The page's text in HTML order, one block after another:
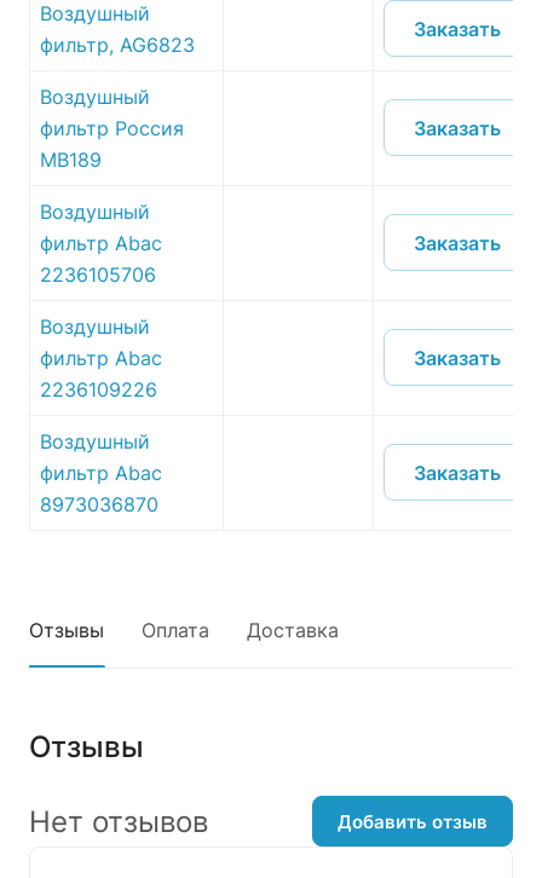
Воздушный
фильтр, AG6823
Заказать
Воздушный
фильтр Россия
MB189
Заказать
Воздушный
фильтр Abac
2236105706
Заказать
Воздушный
фильтр Abac
2236109226
Заказать
Воздушный
фильтр Abac
8973036870
Заказать
Отзывы Оплата Доставка
Отзывы
Нет отзывов Добавить отзыв